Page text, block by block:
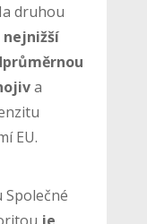
druhou
nejnižší
a
EU.
Společné